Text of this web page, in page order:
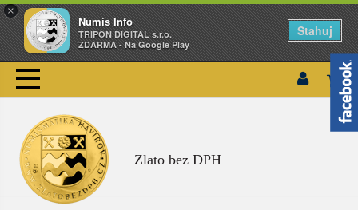
×
Numis Info
TRIPON DIGITAL s.r.o.
ZDARMA - Na Google Play
Stahuj
Zlato bez DPH